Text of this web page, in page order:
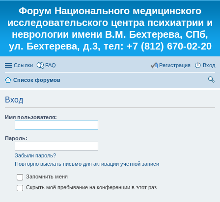
Форум Национального медицинского
исследовательского центра психиатрии и
неврологии имени В.М. Бехтерева, СПб,
ул. Бехтерева, д.3, тел: +7 (812) 670-02-20
Ссылки FAQ Вход
Регистрация
Список форумов
Вход
Имя пользователя:
Пароль:
Забыли пароль?
Повторно выслать письмо для активации учётной записи
Запомнить меня
Скрыть моё пребывание на конференции в этот раз